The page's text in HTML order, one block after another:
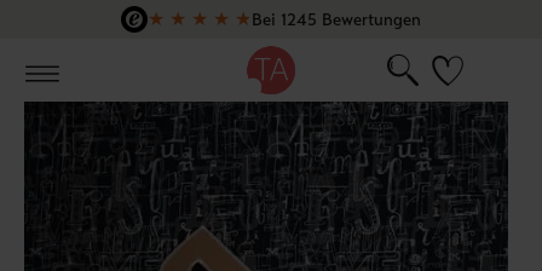
Zum Hauptinhalt springen
★ ★ ★ ★ ★Bei 1245 Bewertungen